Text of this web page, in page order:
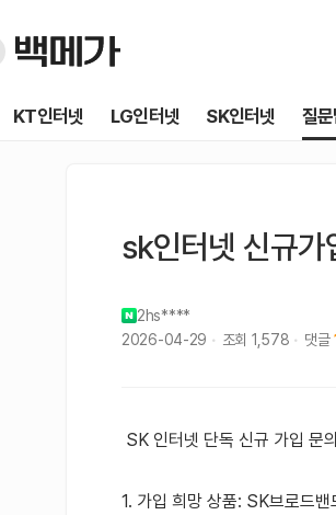
KT인터넷
LG인터넷 SK인터넷 질
sk인터넷 신규가
2hs****
2026-04-29
조회 1,578 댓글 1
SK 인터넷 단독 신규 가입 문
1. 가입 희망 상품: SK브로드